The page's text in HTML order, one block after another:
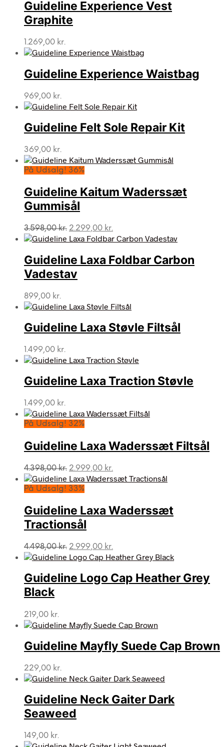
Guideline Experience Vest
Graphite
1.269,00 kr.
Guideline Experience Waistbag
969,00 kr.
Guideline Felt Sole Repair Kit
369,00 kr.
På Udsalg! 36%
Guideline Kaitum Waderssæt
Gummisål
3.598,00kr. Den
oprindelige
var:
3.598,00 kr..
2.299,00 kr.
aktuelle
er:
2.299,00 kr..
Guideline Laxa Foldbar Carbon
Vadestav
899,00 kr.
Guideline Laxa Støvle Filtsål
1.499,00 kr.
Guideline Laxa Traction Støvle
1.499,00 kr.
På Udsalg! 32%
Guideline Laxa Waderssæt Filtsål
4.398,00kr. Den
oprindelige
pris
4.398,00 kr..
2.999,00 kr.
aktuelle
2.999,00 kr..
På Udsalg! 33%
Guideline Laxa Waderssæt
Tractionsål
4.498,00kr. Den
oprindelige
var:
4.498,00 kr..
2.999,00 kr.
aktuelle
er:
2.999,00 kr..
Guideline Logo Cap Heather Grey
Black
219,00 kr.
Guideline Mayfly Suede Cap Brown
229,00 kr.
Guideline Neck Gaiter Dark
Seaweed
149,00 kr.